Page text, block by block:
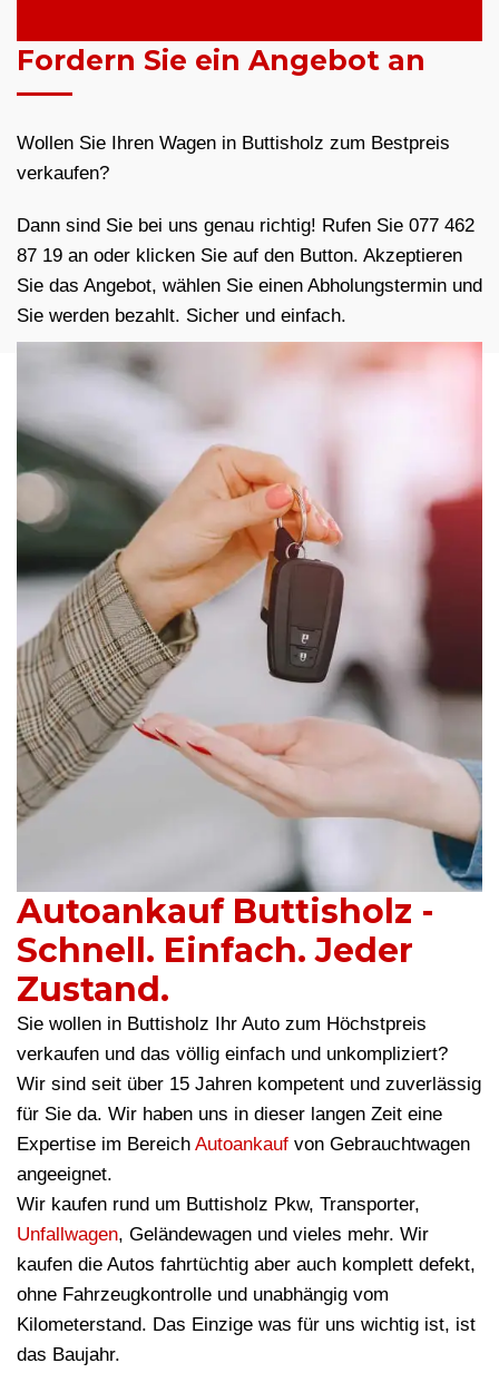
Fordern Sie ein Angebot an
Wollen Sie Ihren Wagen in Buttisholz zum Bestpreis
verkaufen?
Dann sind Sie bei uns genau richtig! Rufen Sie 077 462
87 19 an oder klicken Sie auf den Button. Akzeptieren
Sie das Angebot, wählen Sie einen Abholungstermin und
Sie werden bezahlt. Sicher und einfach.
Autoankauf Buttisholz -
Schnell. Einfach. Jeder
Zustand.
Sie wollen in Buttisholz Ihr Auto zum Höchstpreis
verkaufen und das völlig einfach und unkompliziert?
Wir sind seit über 15 Jahren kompetent und zuverlässig
für Sie da. Wir haben uns in dieser langen Zeit eine
Expertise im Bereich Autoankauf von Gebrauchtwagen
angeeignet.
Wir kaufen rund um Buttisholz Pkw, Transporter,
Unfallwagen, Geländewagen und vieles mehr. Wir
kaufen die Autos fahrtüchtig aber auch komplett defekt,
ohne Fahrzeugkontrolle und unabhängig vom
Kilometerstand. Das Einzige was für uns wichtig ist, ist
das Baujahr.